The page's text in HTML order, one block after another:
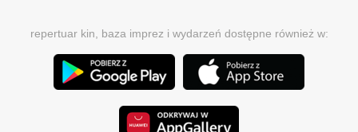
repertuar kin, baza imprez i wydarzeń dostępne również w: